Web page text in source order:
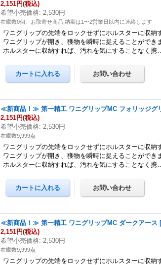
2,151円(税込)
希望小売価格: 2,530円
在庫数0個、お取寄せ商品,納期は1〜2営業日以内に連絡します
ワニグリップの先端をロックせずにホルスターに収納
ワニグリップが開き、獲物を瞬時に捉えることができ
ホルスターに収納すれば、汚れを気にすることなく携
≪新商品！≫ 第一精工 ワニグリップMC フォリッジグ
2,151円(税込)
希望小売価格: 2,530円
在庫数9,999点
ワニグリップの先端をロックせずにホルスターに収納
ワニグリップが開き、獲物を瞬時に捉えることができ
ホルスターに収納すれば、汚れを気にすることなく携
≪新商品！≫ 第一精工 ワニグリップMC ダークアース
2,151円(税込)
希望小売価格: 2,530円
在庫数9,999点
ワニグリップの先端をロックせずにホルスターに収納